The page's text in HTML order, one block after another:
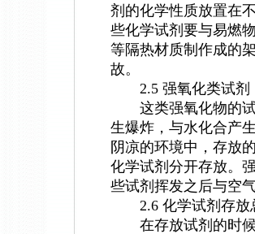
剂的化学性质放置在
些化学试剂要与易燃
等隔热材质制作成的
故。
2.5 强氧化类试剂
这类强氧化物的试
生爆炸，与水化合产
阴凉的环境中，存放
化学试剂分开存放。
些试剂挥发之后与空
2.6 化学试剂存放
在存放试剂的时候